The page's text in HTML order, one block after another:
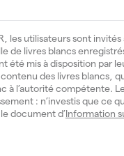
les utilisateurs sont
de livres blancs
été mis à disposition par
des livres blancs,
à l’autorité compétente.
: n’investis que ce
document d’Information